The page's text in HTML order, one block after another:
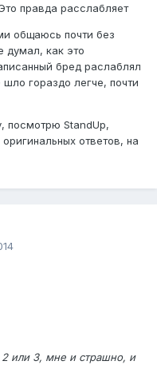
правда расслабляет
общаюсь почти без
думал, как это
бред раслаблял
гораздо легче, почти
посмотрю StandUp,
ответов, на
или 3, мне и страшно, и